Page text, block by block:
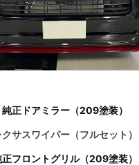
純正ドアミラー（209塗装）
クサスワイパー（フルセット）
正フロントグリル（209塗装）